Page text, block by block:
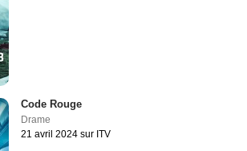
Code Rouge
Drame
21 avril 2024 sur ITV